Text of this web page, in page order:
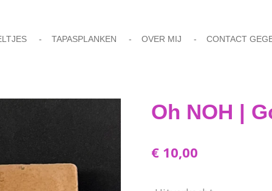
TAPASPLANKEN OVER MIJ CONTACT
Oh NOH |
€ 10,00